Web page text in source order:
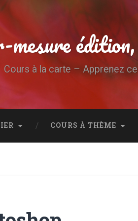
Cours à la carte – Apprenez
COURS À THÈME